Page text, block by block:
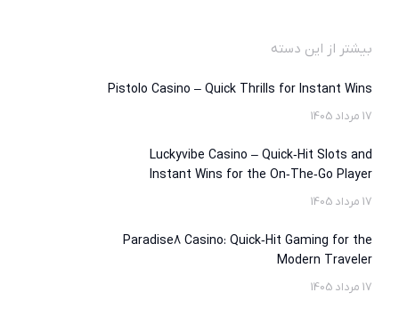
بیشتر از این دسته
Pistolo Casino – Quick Thrills for Instant Wins
17 مرداد 1405
Luckyvibe Casino – Quick‑Hit Slots and
Instant Wins for the On‑The‑Go Player
17 مرداد 1405
Paradise8 Casino: Quick‑Hit Gaming for the
Modern Traveler
17 مرداد 1405